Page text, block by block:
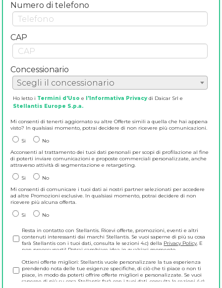
Numero di telefono
CAP
Concessionario
Scegli il concessionario
Ho letto i Termini d'Uso e l'Informativa Privacydi Daicar Srl e
Stellantis Europe S.p.a.
Mi consenti di tenerti aggiornato su altre Offerte simili a quella che hai appena
visto? In qualsiasi momento, potrai decidere di non ricevere più comunicazioni.
Si
No
Acconsenti al trattamento dei tuoi dati personali per scopi di profilazione al fine
di poterti inviare comunicazioni e proposte commerciali personalizzate, anche
attraverso attività di segmentazione e retargeting.
Si
No
Mi consenti di comunicare i tuoi dati ai nostri partner selezionati per accedere
ad altre Promozioni esclusive. In qualsiasi momento, potrai decidere di non
ricevere più alcuna offerta.
Si
No
Resta in contatto con Stellantis. Ricevi offerte, promozioni, eventi e altri
contenuti interessanti dai marchi Stellantis. Se vuoi saperne di più su cosa
farà Stellantis con i tuoi dati, consulta le sezioni 4.c) della Privacy Policy. E
non preoccuparti! Potrai cambiare idea in qualsiasi momento
Ottieni offerte migliori: Stellantis vuole personalizzare la tua esperienza
prendendo nota delle tue esigenze specifiche, di ciò che ti piace o non ti
piace, in modo da poterti offrire offerte migliori e personalizzate. Se vuoi
saperne di più su cosa Stellantis farà con i tuoi dati, consulta le sezioni 4.c)